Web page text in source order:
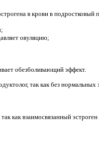
в крови в подростковый
овуляцию;
обезболивающий эффект.
так как без нормальных
как взаимосвязанный